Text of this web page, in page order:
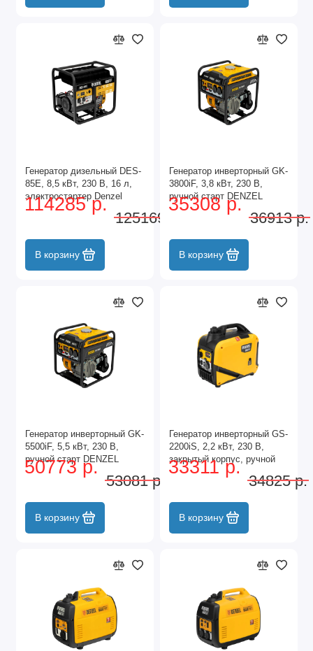
Генератор дизельный DES-
85E, 8,5 кВт, 230 В, 16 л,
электростартер Denzel
114285 р.
125169 р.
В корзину
Генератор инверторный GK-
3800iF, 3,8 кВт, 230 В,
ручной старт DENZEL
35308 р.
36913 р.
В корзину
Генератор инверторный GK-
5500iF, 5,5 кВт, 230 В,
ручной старт DENZEL
50773 р.
53081 р.
В корзину
Генератор инверторный GS-
2200iS, 2,2 кВт, 230 В,
закрытый корпус, ручной
старт DENZEL
33311 р.
34825 р.
В корзину